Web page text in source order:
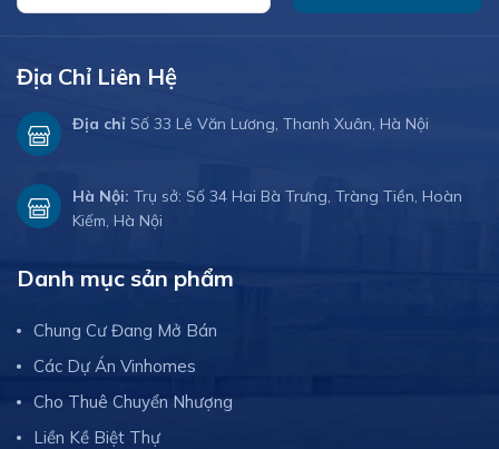
Địa Chỉ Liên Hệ
Địa chỉ Số 33 Lê Văn Lương, Thanh Xuân, Hà Nội
Hà Nội: Trụ sở: Số 34 Hai Bà Trưng, Tràng Tiền, Hoàn
Kiếm, Hà Nội
Danh mục sản phẩm
Chung Cư Đang Mở Bán
Các Dự Án Vinhomes
Cho Thuê Chuyển Nhượng
Liền Kề Biệt Thự